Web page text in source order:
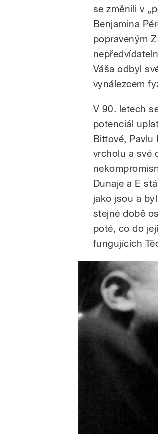
se změnili v
Benjamina
popraveným
Váša odbyl
vynálezcem
V 90. letech
potenciál
Bittové, Pavlu
vrcholu a své
Dunaje a E
jako jsou a
stejné době
poté, co do
fungujících